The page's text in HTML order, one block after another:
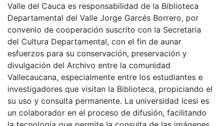
Valle del Cauca es responsabilidad de la Biblioteca
Departamental del Valle Jorge Garcés Borrero, por
convenio de cooperación suscrito con la Secretaria
del Cultura Departamental, con el fin de aunar
esfuerzos para su conservación, preservación y
divulgación del Archivo entre la comunidad
Vallecaucana, especialmente entre los estudiantes e
investigadores que visitan la Biblioteca, propiciando el
su uso y consulta permanente. La universidad Icesi es
un colaborador en el proceso de difusión, facilitando